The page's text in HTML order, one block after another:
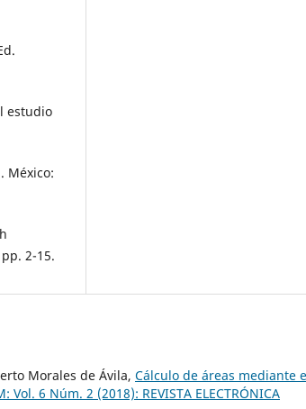
estudio
México:
2-15.
Morales de Ávila, Cálculo de áreas mediante
Vol. 6 Núm. 2 (2018): REVISTA ELECTRÓNICA